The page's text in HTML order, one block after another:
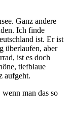
Ganz andere
Ich finde
ist. Er ist
überlaufen, aber
ist es doch
tiefblaue
aufgeht.
man das so